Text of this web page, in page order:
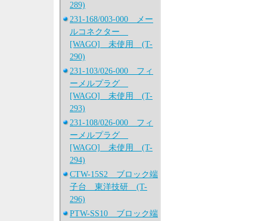
289)
231-168/003-000 メー
ルコネクター
[WAGO] 未使用 (T-
290)
231-103/026-000 フィ
ーメルプラグ
[WAGO] 未使用 (T-
293)
231-108/026-000 フィ
ーメルプラグ
[WAGO] 未使用 (T-
294)
CTW-15S2 ブロック端
子台 東洋技研 (T-
296)
PTW-SS10 ブロック端